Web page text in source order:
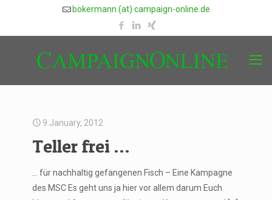
bokermann (at) campaign-online.de
9.January, 2012
Teller frei …
… für nachhaltig gefangenen Fisch – Eine Kampagne
des MSC Es geht uns ja hier vor allem darum Euch